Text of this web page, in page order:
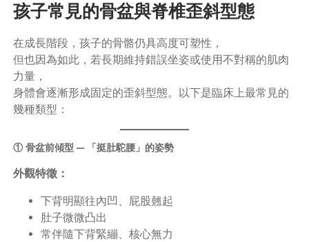
孩子常見的骨盆與脊椎歪斜型態
在成長階段，孩子的骨骼仍具高度可塑性，
但也因為如此，若長期維持錯誤坐姿或使用不對稱的肌肉
力量，
身體會逐漸形成固定的歪斜型態。以下是臨床上最常見的
幾種類型：
① 骨盆前傾型 — 「挺肚駝腰」的姿勢
外觀特徵：
下背明顯往內凹、屁股翹起
肚子微微凸出
常伴隨下背緊繃、核心無力